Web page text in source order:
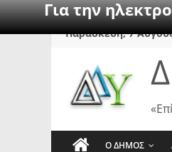
Για την
SkipΠαρασκευή, 7
Ο ΔΗΜΟΣ